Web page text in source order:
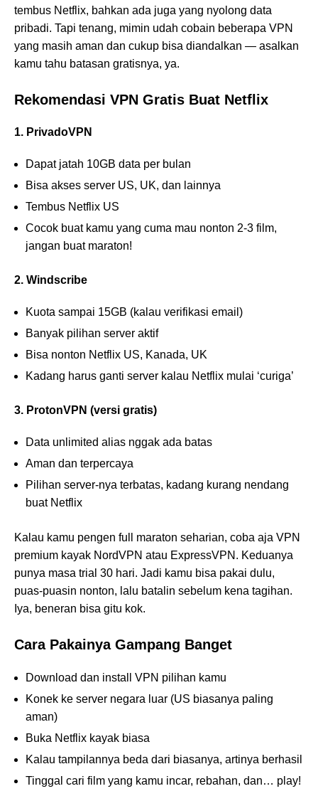
tembus Netflix, bahkan ada juga yang nyolong data
pribadi. Tapi tenang, mimin udah cobain beberapa VPN
yang masih aman dan cukup bisa diandalkan — asalkan
kamu tahu batasan gratisnya, ya.
Rekomendasi VPN Gratis Buat Netflix
1. PrivadoVPN
Dapat jatah 10GB data per bulan
Bisa akses server US, UK, dan lainnya
Tembus Netflix US
Cocok buat kamu yang cuma mau nonton 2-3 film,
jangan buat maraton!
2. Windscribe
Kuota sampai 15GB (kalau verifikasi email)
Banyak pilihan server aktif
Bisa nonton Netflix US, Kanada, UK
Kadang harus ganti server kalau Netflix mulai ‘curiga’
3. ProtonVPN (versi gratis)
Data unlimited alias nggak ada batas
Aman dan terpercaya
Pilihan server-nya terbatas, kadang kurang nendang
buat Netflix
Kalau kamu pengen full maraton seharian, coba aja VPN
premium kayak NordVPN atau ExpressVPN. Keduanya
punya masa trial 30 hari. Jadi kamu bisa pakai dulu,
puas-puasin nonton, lalu batalin sebelum kena tagihan.
Iya, beneran bisa gitu kok.
Cara Pakainya Gampang Banget
Download dan install VPN pilihan kamu
Konek ke server negara luar (US biasanya paling
aman)
Buka Netflix kayak biasa
Kalau tampilannya beda dari biasanya, artinya berhasil
Tinggal cari film yang kamu incar, rebahan, dan… play!